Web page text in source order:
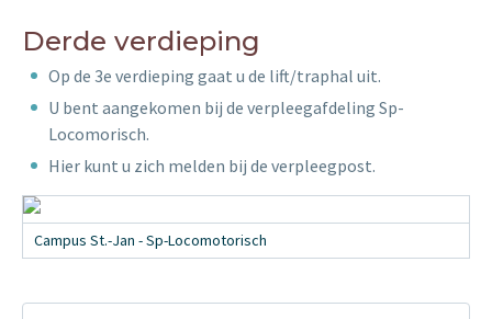
Derde verdieping
Op de 3e verdieping gaat u de lift/traphal uit.
U bent aangekomen bij de verpleegafdeling Sp-
Locomorisch.
Hier kunt u zich melden bij de verpleegpost.
Campus St.-Jan - Sp-Locomotorisch